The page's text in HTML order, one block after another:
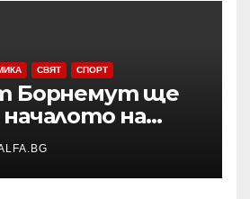
СВЯТ СПОРТ
Борнемут ще
на
Висшата лига
на лявото